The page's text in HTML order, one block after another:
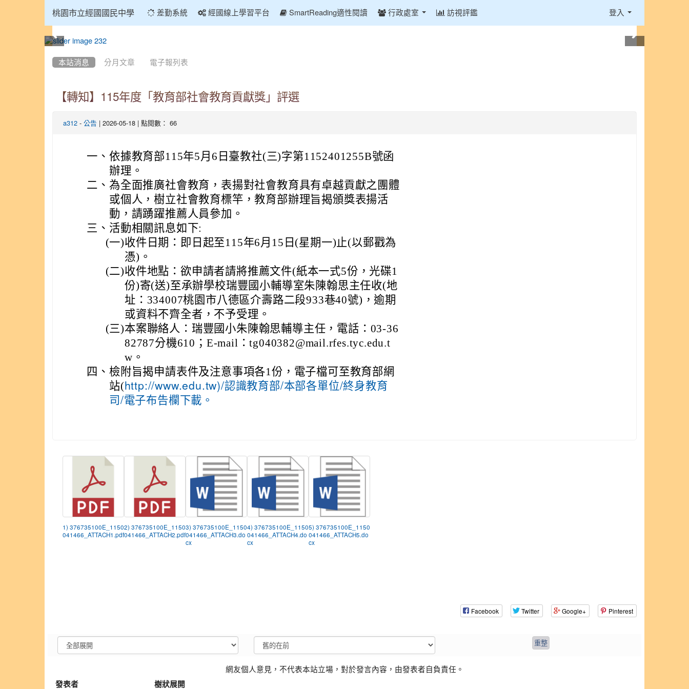
桃園市立經國國民中學 差勤系統 經國線上學習平台 SmartReading適性閱讀 行政處室 訪視評鑑 登入
本站消息 分月文章 電子報列表
【轉知】115年度「教育部社會教育貢獻獎」評選
a312 - 公告 | 2026-05-18 | 點閱數： 66
一、 依據教育部115年5月6日臺教社(三)字第1152401255B號函
辦理。
二、 為全面推廣社會教育，表揚對社會教育具有卓越貢獻之團體
或個人，樹立社會教育標竿，教育部辦理旨揭頒獎表揚活
動，請踴躍推薦人員參加。
三、 活動相關訊息如下:
(一)收件日期：即日起至115年6月15日(星期一)止(以郵戳為
憑)。
(二)收件地點：欲申請者請將推薦文件(紙本一式5份，光碟1
份)寄(送)至承辦學校瑞豐國小輔導室朱陳翰思主任收(地
址：334007桃園市八德區介壽路二段933巷40號)，逾期
或資料不齊全者，不予受理。
(三)本案聯絡人：瑞豐國小朱陳翰思輔導主任，電話：03-36
82787分機610；E-mail：tg040382@mail.rfes.tyc.edu.t
w。
四、 檢附旨揭申請表件及注意事項各1份，電子檔可至教育部網
站(http://www.edu.tw)/認識教育部/本部各單位/終身教育
司/電子布告欄下載。
1) 376735100E_1150
041466_ATTACH1.pdf
2) 376735100E_1150
041466_ATTACH2.pdf
3) 376735100E_1150
041466_ATTACH3.do
cx
4) 376735100E_1150
041466_ATTACH4.do
cx
5) 376735100E_1150
041466_ATTACH5.do
cx
Facebook Twitter Google+ Pinterest
網友個人意見，不代表本站立場，對於發言內容，由發表者自負責任。
發表者
樹狀展開